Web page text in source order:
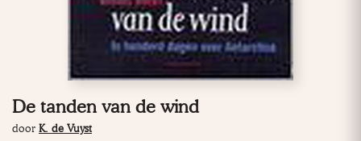
De tanden van de wind
door K. de Vuyst